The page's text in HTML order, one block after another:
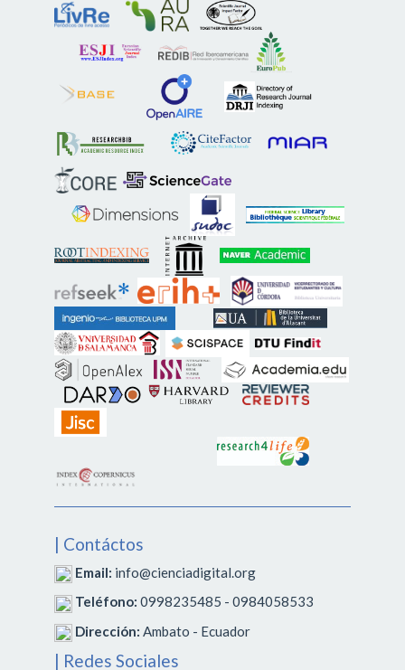
| Contáctos
Email: info@cienciadigital.org
Teléfono: 0998235485 - 0984058533
Dirección: Ambato - Ecuador
| Redes Sociales